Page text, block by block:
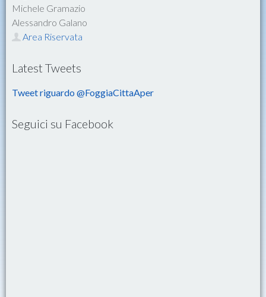
Michele Gramazio
Alessandro Galano
Area Riservata
Latest Tweets
Tweet riguardo @FoggiaCittaAper
Seguici su Facebook